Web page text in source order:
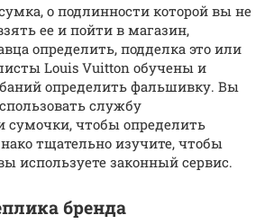
о подлинности которой вы не
ее и пойти в магазин,
определить, подделка это или
Louis Vuitton обучены и
определить фальшивку. Вы
службу
сумочки, чтобы определить
тщательно изучите, чтобы
используете законный сервис.
бренда